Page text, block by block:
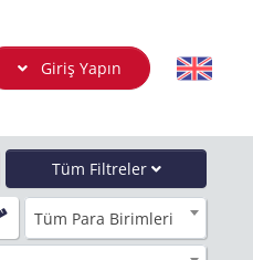
Giriş Yapın
Tüm Filtreler
Tüm Para Birimleri